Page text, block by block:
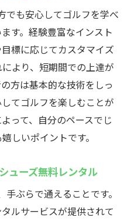
でも安心してゴルフを学べ
す。経験豊富なインスト
標に応じてカスタマイズ
より、短期間での上達が
方は基本的な技術をしっ
てゴルフを楽しむことが
って、自分のペースでじ
しいポイントです。
ューズ無料レンタル
ぶらで通えることです。
ルサービスが提供されて